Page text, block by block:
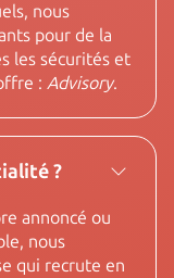
nous
pour de la
les sécurités et
: Advisory.
?
annoncé ou
nous
qui recrute en